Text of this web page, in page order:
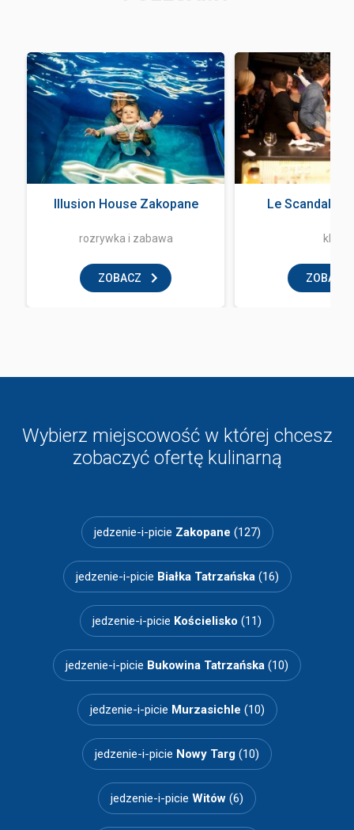
Illusion House Zakopane
rozrywka i zabawa
ZOBACZ
Le Scandale
klub
ZOBACZ
Wybierz miejscowość w której chcesz
zobaczyć ofertę kulinarną
jedzenie-i-picie Zakopane (127)
jedzenie-i-picie Białka Tatrzańska(16)
jedzenie-i-picie Kościelisko (11)
jedzenie-i-picie Bukowina Tatrzańska (10)
jedzenie-i-picie Murzasichle (10)
jedzenie-i-picie Nowy Targ (10)
jedzenie-i-picie Witów (6)